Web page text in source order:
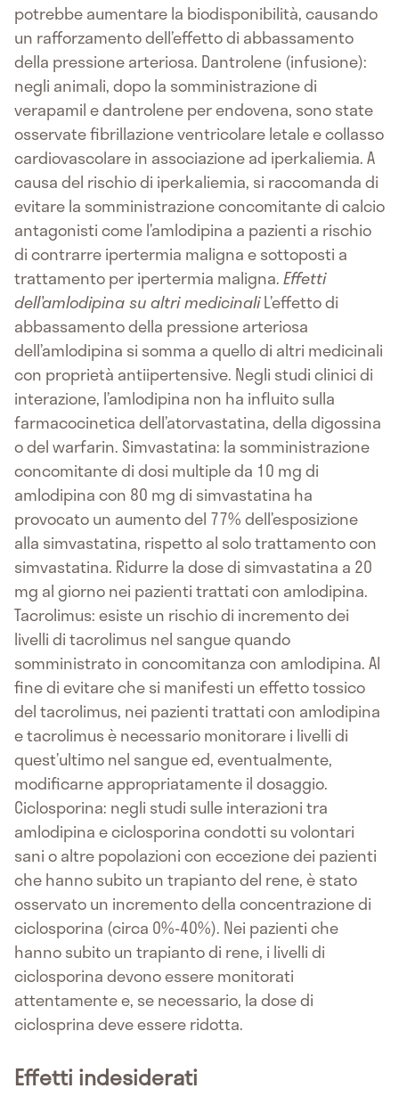
potrebbe aumentare la biodisponibilità, causando
un rafforzamento dell’effetto di abbassamento
della pressione arteriosa. Dantrolene (infusione):
negli animali, dopo la somministrazione di
verapamil e dantrolene per endovena, sono state
osservate fibrillazione ventricolare letale e collasso
cardiovascolare in associazione ad iperkaliemia. A
causa del rischio di iperkaliemia, si raccomanda di
evitare la somministrazione concomitante di calcio
antagonisti come l’amlodipina a pazienti a rischio
di contrarre ipertermia maligna e sottoposti a
trattamento per ipertermia maligna.Effetti
dell’amlodipina su altri medicinaliL’effetto di
abbassamento della pressione arteriosa
dell’amlodipina si somma a quello di altri medicinali
con proprietà antiipertensive. Negli studi clinici di
interazione, l’amlodipina non ha influito sulla
farmacocinetica dell’atorvastatina, della digossina
o del warfarin. Simvastatina: la somministrazione
concomitante di dosi multiple da 10 mg di
amlodipina con 80 mg di simvastatina ha
provocato un aumento del 77% dell’esposizione
alla simvastatina, rispetto al solo trattamento con
simvastatina. Ridurre la dose di simvastatina a 20
mg al giorno nei pazienti trattati con amlodipina.
Tacrolimus: esiste un rischio di incremento dei
livelli di tacrolimus nel sangue quando
somministrato in concomitanza con amlodipina. Al
fine di evitare che si manifesti un effetto tossico
del tacrolimus, nei pazienti trattati con amlodipina
e tacrolimus è necessario monitorare i livelli di
quest’ultimo nel sangue ed, eventualmente,
modificarne appropriatamente il dosaggio.
Ciclosporina: negli studi sulle interazioni tra
amlodipina e ciclosporina condotti su volontari
sani o altre popolazioni con eccezione dei pazienti
che hanno subito un trapianto del rene, è stato
osservato un incremento della concentrazione di
ciclosporina (circa 0%-40%). Nei pazienti che
hanno subito un trapianto di rene, i livelli di
ciclosporina devono essere monitorati
attentamente e, se necessario, la dose di
ciclosprina deve essere ridotta.
Effetti indesiderati